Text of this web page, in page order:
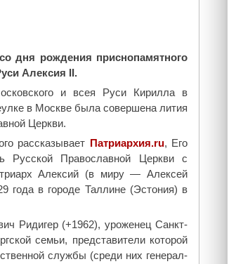
е
к
в
"
дня рождения приснопамятного
Алексия II.
и всея Руси Кирилла в
в Москве была совершена лития
Церкви.
рассказывает Патриархия.ru, Его
Русской Православной Церкви с
Алексий (в миру — Алексей
года в городе Таллине (Эстония) в
Ридигер (+1962), уроженец Санкт-
семьи, представители которой
службы (среди них генерал-